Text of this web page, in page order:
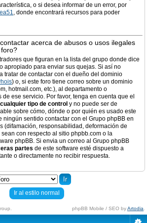
o si desea informar de un error, por
, donde encontrará recursos para poder
acerca de abusos o usos ilegales
que figuran en la lista del grupo donde dice
apropiado para enviar sus quejas. Si así no
tratar de contactar con el dueño del dominio
) o, si este foro tiene correo sobre un dominio
hotmail.com, etc.), al departamento o
ese servicio. Por favor, tenga en cuenta que el
tipo de control y no puede ser de
sobre cómo, dónde o por quién es usado este
ningún sentido contactar con el Grupo phpBB en
(difamación, responsabilidad, deformación de
con respecto al sitio phpbb.com o la
phpBB. Si envia un correo al Grupo phpBB
partes de este software esté dispuesto a
o directamente no recibir respuesta.
Ir al estilo normal
phpBB Mobile / SEO byArtodia